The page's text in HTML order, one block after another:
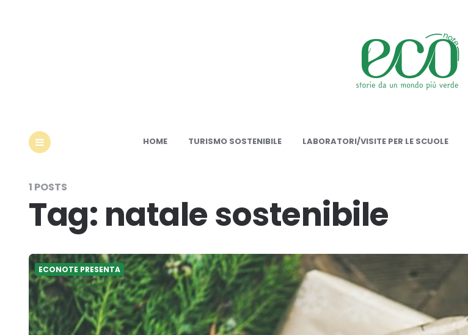
HOME TURISMO SOSTENIBILE LABORATORI/VISITE PER LE SCUOLE
1 POSTS
Tag: natale sostenibile
ECONOTE PRESENTA